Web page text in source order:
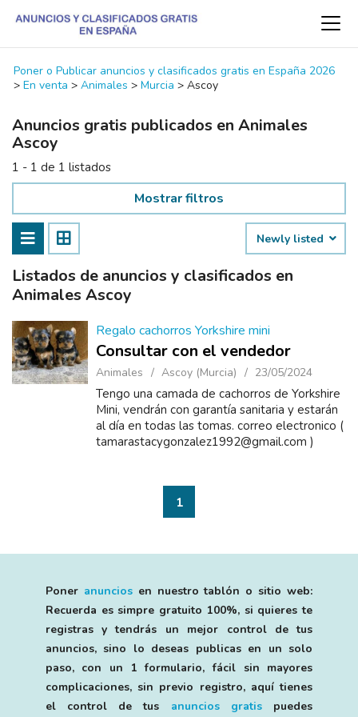
Poner o Publicar anuncios y clasificados gratis en España 2026
> En venta > Animales > Murcia > Ascoy
Anuncios gratis publicados en Animales
Ascoy
1 - 1 de 1 listados
Mostrar filtros
Newly listed
Listados de anuncios y clasificados en
Animales Ascoy
Regalo cachorros Yorkshire mini
Consultar con el vendedor
Animales Ascoy (Murcia) 23/05/2024
Tengo una camada de cachorros de Yorkshire
Mini, vendrán con garantía sanitaria y estarán
al día en todas las tomas. correo electronico (
tamarastacygonzalez1992@gmail.com )
1
Poner anunciosen nuestro tablón o sitio web:
Recuerda es simpre gratuito 100%, si quieres te
registras y tendrás un mejor control de tus
anuncios, sino lo deseas publicas en un solo
paso, con un 1 formulario, fácil sin mayores
complicaciones, sin previo registro, aquí tienes
el control de tus anuncios gratispuedes